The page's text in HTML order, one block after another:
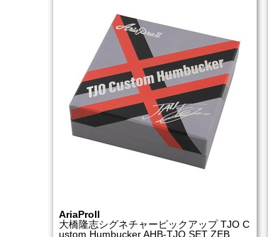
AriaProII
大橋隆志シグネチャーピックアップ TJO C
ustom Humbucker AHB-TJO SET ZEB